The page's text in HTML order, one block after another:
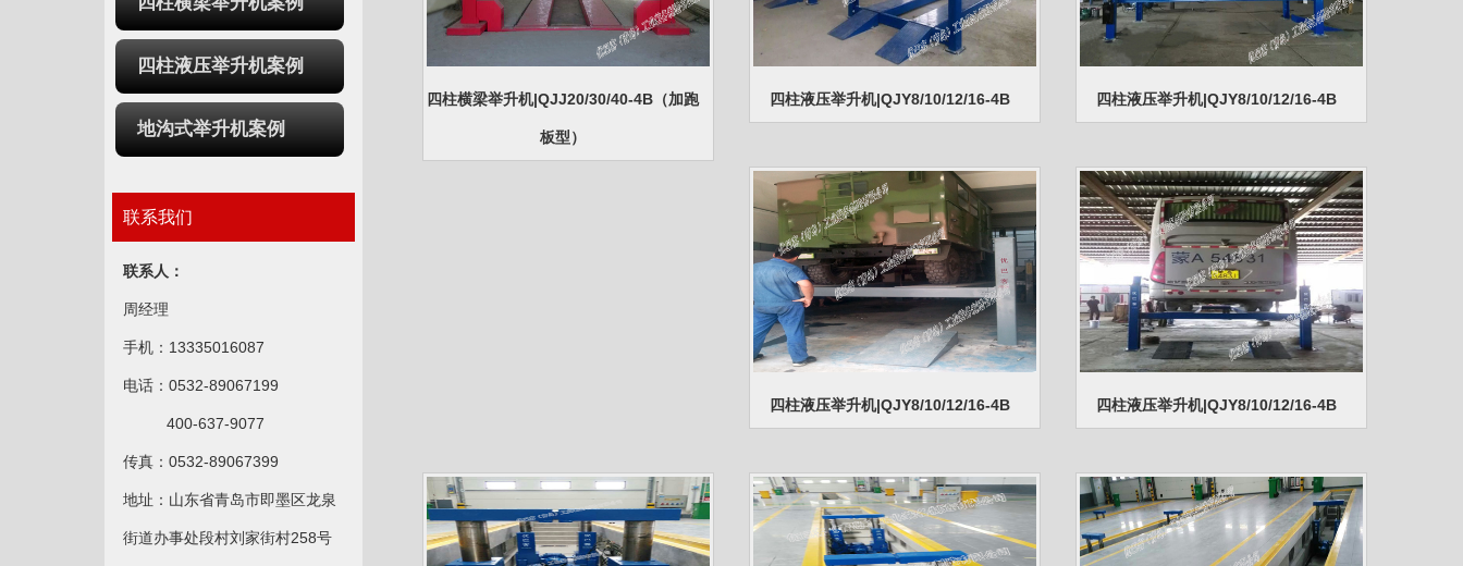
四柱液压举升机案例
地沟式举升机案例
联系我们
联系人：
周经理
手机： 13335016087
电话：0532-89067199
400-637-9077
传真：0532-89067399
地址：山东省青岛市即墨区龙泉
街道办事处段村刘家街村258号
四柱横梁举升机|QJJ20/30/40-4B（加跑
板型）
四柱液压举升机|QJY8/10/12/16-4B 四柱液压举升机|QJY8/10/12/16-4B
四柱液压举升机|QJY8/10/12/16-4B 四柱液压举升机|QJY8/10/12/16-4B